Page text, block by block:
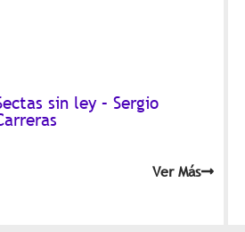
sin ley – Sergio
Ver Más